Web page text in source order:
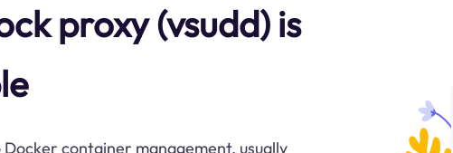
proxy (vsudd) is
container management, usually